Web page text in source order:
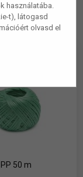
használatába.
t), látogasd
olvasd el
50 m